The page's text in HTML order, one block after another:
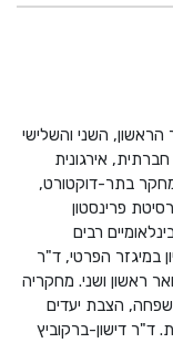
הראשון, השני והשלישי
חברתית, אירגונית
בתר-דוקטורט,
פרינסטון
רבים
במיגזר הפרטי, ד"ר
ראשון ושני. מחקריה
הצבת יעדים
ד"ר דישון-ברקוביץ